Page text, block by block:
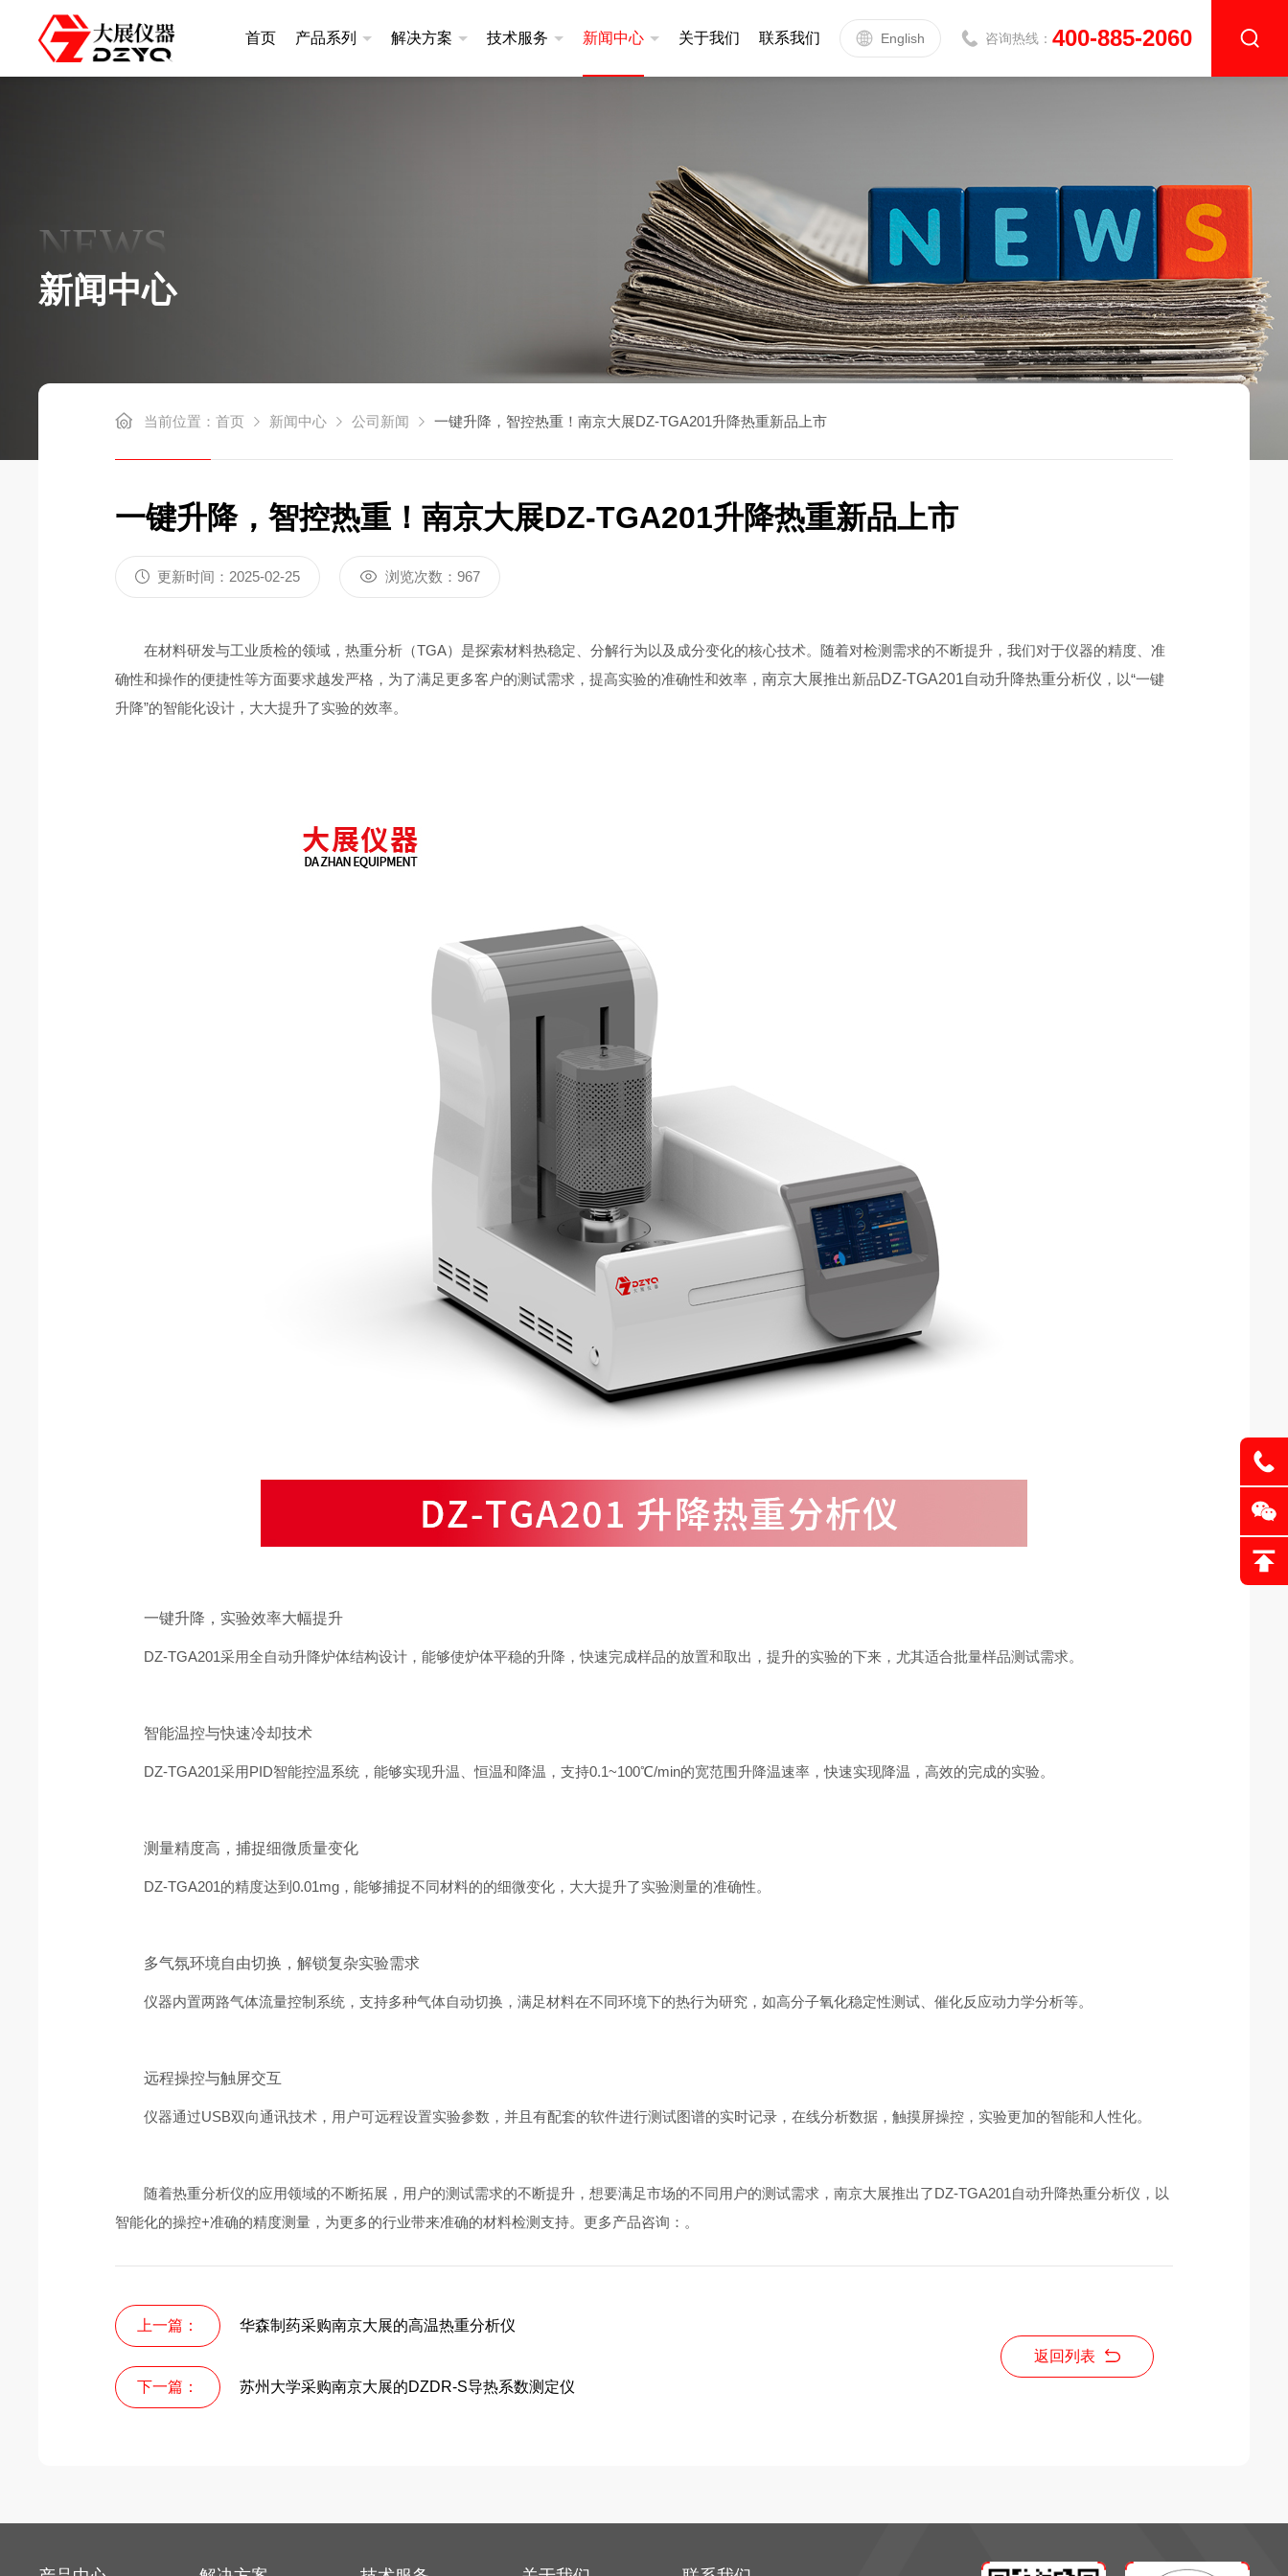
咨询热线： 400-885-2060
English
首页 产品系列
常规款|DSC300系列
高温款|DSC101系列
基础款|DSC100A
同步热分析仪
升级款|STA401系列
基础款|STA200系列
基础款|STA300系列
升级款|DZDR-AS系列
基础款|DZDR-S系列
炭黑分散度检测仪 介电常数测试仪
解决方案
应用案例
产品视频
技术服务
定制服务
售后服务
新闻中心
公司新闻
技术文章
关于我们 联系我们
NEWS
新闻中心
当前位置：首页 新闻中心 公司新闻 一键升降，智控热重！南京大展DZ-TGA201升降热重新品上市
一键升降，智控热重！南京大展DZ-TGA201升降热重新品上市
更新时间：2025-02-25 浏览次数：967
在材料研发与工业质检的领域，热重分析（TGA）是探索材料热稳定、分解行为以及成分变化的核心技术。随着对检测需求的不断提升，我们对于仪器的精度、准
确性和操作的便捷性等方面要求越发严格，为了满足更多客户的测试需求，提高实验的准确性和效率，南京大展推出新品DZ-TGA201自动升降热重分析仪 ，以“一键
升降”的智能化设计，大大提升了实验的效率。
一键升降，实验效率大幅提升
DZ-TGA201采用全自动升降炉体结构设计，能够使炉体平稳的升降，快速完成样品的放置和取出，提升的实验的下来，尤其适合批量样品测试需求。
智能温控与快速冷却技术
DZ-TGA201采用PID智能控温系统，能够实现升温、恒温和降温，支持0.1~100℃/min的宽范围升降温速率，快速实现降温，高效的完成的实验。
测量精度高，捕捉细微质量变化
DZ-TGA201的精度达到0.01mg，能够捕捉不同材料的的细微变化，大大提升了实验测量的准确性。
多气氛环境自由切换，解锁复杂实验需求
仪器内置两路气体流量控制系统，支持多种气体自动切换，满足材料在不同环境下的热行为研究，如高分子氧化稳定性测试、催化反应动力学分析等。
远程操控与触屏交互
仪器通过USB双向通讯技术，用户可远程设置实验参数，并且有配套的软件进行测试图谱的实时记录，在线分析数据，触摸屏操控，实验更加的智能和人性化。
随着热重分析仪的应用领域的不断拓展，用户的测试需求的不断提升，想要满足市场的不同用户的测试需求，南京大展推出了DZ-TGA201自动升降热重分析仪，以
智能化的操控+准确的精度测量，为更多的行业带来准确的材料检测支持。更多产品咨询：。
上一篇： 华森制药采购南京大展的高温热重分析仪
下一篇： 苏州大学采购南京大展的DZDR-S导热系数测定仪
返回列表